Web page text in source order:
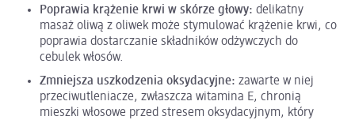
Poprawia krążenie krwi w skórze głowy: delikatny
masaż oliwą z oliwek może stymulować krążenie krwi, co
poprawia dostarczanie składników odżywczych do
cebulek włosów.
Zmniejsza uszkodzenia oksydacyjne: zawarte w niej
przeciwutleniacze, zwłaszcza witamina E, chronią
mieszki włosowe przed stresem oksydacyjnym, który